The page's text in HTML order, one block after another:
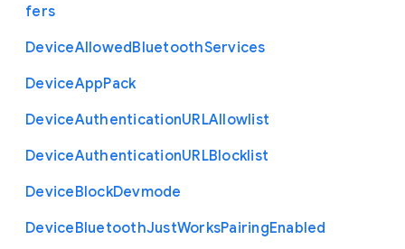
fers
DeviceAllowedBluetoothServices
DeviceAppPack
DeviceAuthenticationURLAllowlist
DeviceAuthenticationURLBlocklist
DeviceBlockDevmode
DeviceBluetoothJustWorksPairingEnabled